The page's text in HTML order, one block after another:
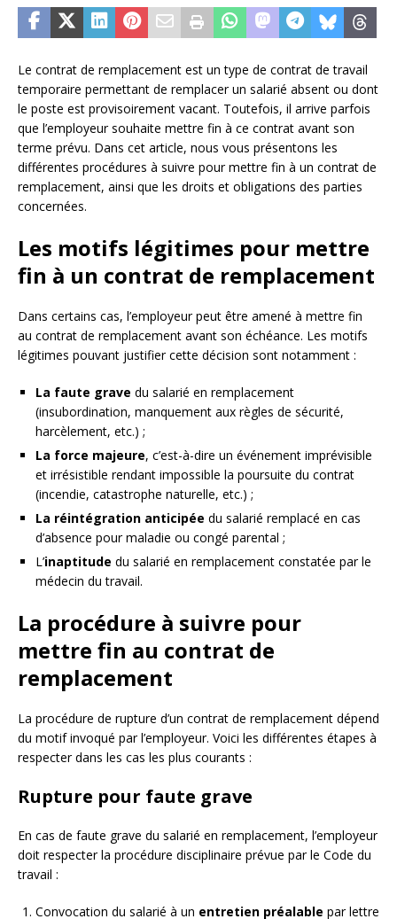
Le contrat de remplacement est un type de contrat de travail
temporaire permettant de remplacer un salarié absent ou dont
le poste est provisoirement vacant. Toutefois, il arrive parfois
que l’employeur souhaite mettre fin à ce contrat avant son
terme prévu. Dans cet article, nous vous présentons les
différentes procédures à suivre pour mettre fin à un contrat de
remplacement, ainsi que les droits et obligations des parties
concernées.
Les motifs légitimes pour mettre
fin à un contrat de remplacement
Dans certains cas, l’employeur peut être amené à mettre fin
au contrat de remplacement avant son échéance. Les motifs
légitimes pouvant justifier cette décision sont notamment :
La faute grave du salarié en remplacement
(insubordination, manquement aux règles de sécurité,
harcèlement, etc.) ;
La force majeure, c’est-à-dire un événement imprévisible
et irrésistible rendant impossible la poursuite du contrat
(incendie, catastrophe naturelle, etc.) ;
La réintégration anticipée du salarié remplacé en cas
d’absence pour maladie ou congé parental ;
L’inaptitude du salarié en remplacement constatée par le
médecin du travail.
La procédure à suivre pour
mettre fin au contrat de
remplacement
La procédure de rupture d’un contrat de remplacement dépend
du motif invoqué par l’employeur. Voici les différentes étapes à
respecter dans les cas les plus courants :
Rupture pour faute grave
En cas de faute grave du salarié en remplacement, l’employeur
doit respecter la procédure disciplinaire prévue par le Code du
travail :
Convocation du salarié à un entretien préalable par lettre